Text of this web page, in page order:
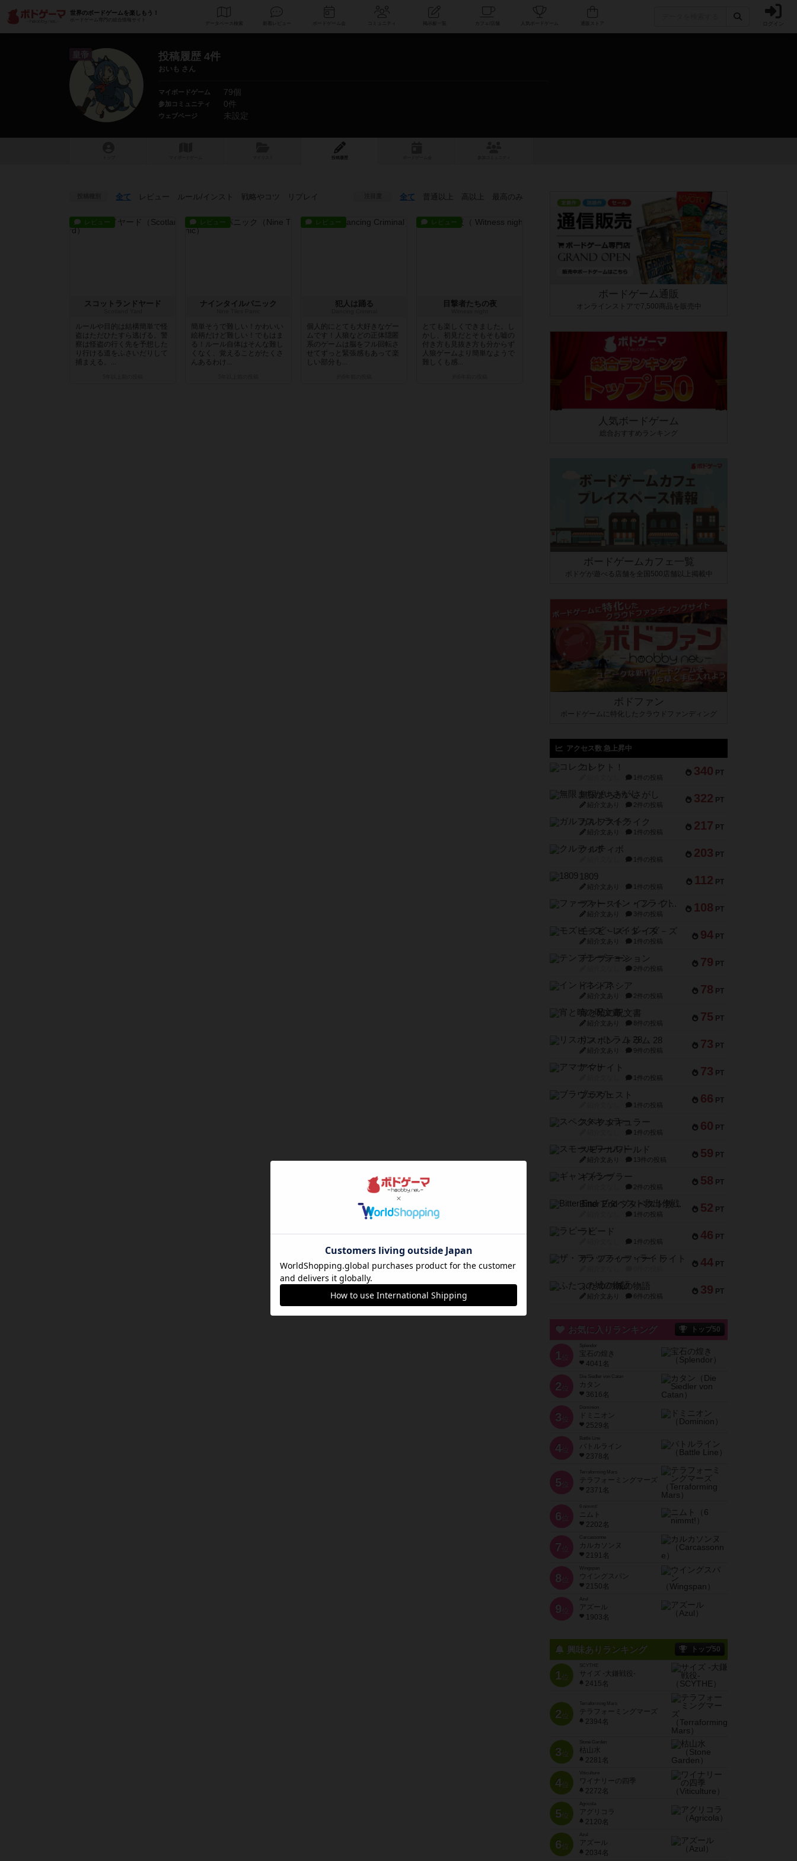
世界のボードゲームを楽しもう！
ボードゲーム専門の総合情報サイト
データベース コミュニティ 人気ボードゲーム ログイン
皇帝 投稿履歴 4件
おいも さん
マイボードゲーム 79個
参加コミュニティ 0件
ウェブページ 未設定
投稿履歴
全て レビュー ルール/インスト 戦略 やコツ リプレイ 全て 普通以上 高以上 最高のみ
レビュー
スコットランドヤード
ルールや目的は結構簡単で怪
盗はただひたすら逃げる。警
察は怪盗の行く先を予想した
り行ける道をふさいだりして
捕まえる。...
レビュー
ナインタイルパニック
簡単そうで難しい！かわいい
絵柄だけど難しい！でもはま
る！ルール自体はそんな難し
くなく、覚えることがたくさ
んあるわけ...
レビュー
犯人は踊る
個人的にとても大好きなゲー
ムです！人狼などの正体隠匿
系のゲームは脳をフル回転さ
せてずっと緊張感もあって楽
しい部分も...
レビュー
目撃者たちの夜
とても楽しくできました。し
かし、初見だとそもそも嘘の
付き方も見抜き方も分からず
人狼ゲームより簡単なようで
難しくも感...
ボードゲーム通販
オンラインストアで7,500商品を販売中
人気ボードゲーム
総合おすすめランキング
ボードゲームカフェ一覧
ボドゲが遊べる店舗を全国500店舗以上掲載中
ボドファン
ボードゲームに特化したクラウドファンディング
アクセス数 急上昇中
340 PT
コレクト！
1件の投稿
322 PT
無限まちがいさがし
紹介文あり 2件の投稿
217 PT
ガルフストライク
紹介文あり 1件の投稿
203 PT
クルティボ
1件の投稿
112 PT
1809
紹介文あり 1件の投稿
108 PT
ファースト・イン・フライト
紹介文あり 3件の投稿
94 PT
モズビ－ズ・レイダ－ズ
紹介文あり 1件の投稿
79 PT
テンプテーション
2件の投稿
78 PT
インドネシア
紹介文あり 2件の投稿
75 PT
宵と暁の呪文書
紹介文あり 8件の投稿
73 PT
リスボン・トラム 28
紹介文あり 9件の投稿
73 PT
アマナイト
1件の投稿
66 PT
ブラヴェスト
1件の投稿
60 PT
スペクタキュラー
1件の投稿
59 PT
スモールワールド
紹介文あり 13件の投稿
58 PT
ギャンブラー
2件の投稿
52 PT
Bitter End ブタペスト救出作戦
1件の投稿
46 PT
ラピード
1件の投稿
44 PT
ザ・フラッフィー・ライト
39 PT
ふたつの城の物語
紹介文あり 6件の投稿
お気に入りランキング トップ50
1 位
宝石の煌き
4041名
2 位
Die Siedler von Catan
カタン
3616名
3 位
ドミニオン
2529名
4位
Battle Line
バトルライン
2378名
5 位
Terraforming Mars
テラフォーミングマーズ
2371名
6 位
ニムト
2202名
7 位
Carcassonne
カルカソンヌ
2191名
8 位
Wingspan
ウイングスパン
2150名
9 位
Azul
アズール
1903名
興味ありランキング トップ50
1位
SCYTHE
サイズ -大鎌戦役-
2415名
2位
Terraforming Mars
テラフォーミングマーズ
2394名
3位
Stone Garden
枯山水
2281名
4位
Viticulture
ワイナリーの四季
2272名
5位
Agricola
アグリコラ
2120名
6位
Azul
アズール
2034名